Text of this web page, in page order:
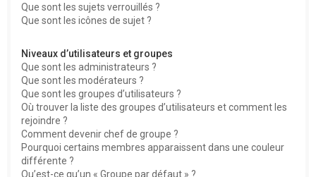
Que sont les sujets verrouillés ?
Que sont les icônes de sujet ?
Niveaux d’utilisateurs et groupes
Que sont les administrateurs ?
Que sont les modérateurs ?
Que sont les groupes d’utilisateurs ?
Où trouver la liste des groupes d’utilisateurs et comment les
rejoindre ?
Comment devenir chef de groupe ?
Pourquoi certains membres apparaissent dans une couleur
différente ?
Qu’est-ce qu’un « Groupe par défaut » ?